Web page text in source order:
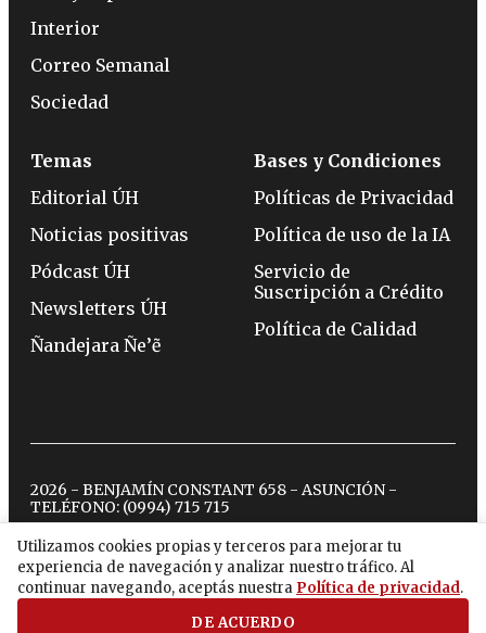
Utilizamos cookies propias y terceros para mejorar tu
experiencia de navegación y analizar nuestro tráfico. Al
continuar navegando, aceptás nuestra Política de privacidad.
DE ACUERDO
Interior
Correo Semanal
Sociedad
Temas
Editorial ÚH
Noticias positivas
Pódcast ÚH
Newsletters ÚH
Ñandejara Ñe’ẽ
Bases y Condiciones
Políticas de Privacidad
Política de uso de la IA
Servicio de
Suscripción a Crédito
Política de Calidad
2026 - BENJAMÍN CONSTANT 658 - ASUNCIÓN -
TELÉFONO: (0994) 715 715
twitterinstagram
facebook
tiktokyoutubespotify